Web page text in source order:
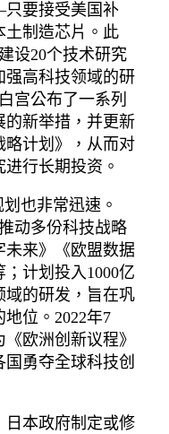
要接受美国补
土制造芯片。此
设20个技术研究
强高科技领域的研
宫公布了一系列
的新举措，并更新
略计划》，从而对
行长期投资。
也非常迅速。
动多份科技战略
未来》《欧盟数据
计划投入1000亿
域的研发，旨在巩
位。2022年7
欧洲创新议程》
勇夺全球科技创
日本政府制定或修